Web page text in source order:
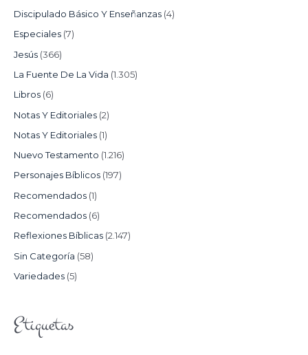
Discipulado Básico Y Enseñanzas (4)
Especiales (7)
Jesús (366)
La Fuente De La Vida (1.305)
Libros (6)
Notas Y Editoriales (2)
Notas Y Editoriales (1)
Nuevo Testamento (1.216)
Personajes Bíblicos (197)
Recomendados (1)
Recomendados (6)
Reflexiones Bíblicas (2.147)
Sin Categoría (58)
Variedades (5)
Etiquetas